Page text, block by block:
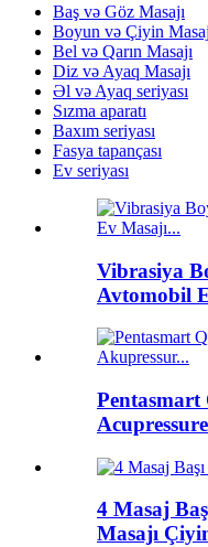
Baş və Göz Masajı
Boyun və Çiyin
Bel və Qarın Masajı
Diz və Ayaq Masajı
Əl və Ayaq seriyası
Sızma aparatı
Baxım seriyası
Fasya tapançası
Ev seriyası
Vibrasiya
Avtomobil
Pentasmart
4 Masaj
Masajı